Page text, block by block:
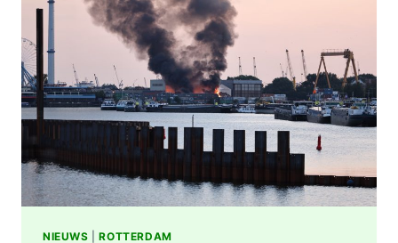
POLITIE
ONDERZOEKT
INCIDENT
AAN
SLACHTHUISKADE
ROTTERDAM
NIEUWS |ROTTERDAM